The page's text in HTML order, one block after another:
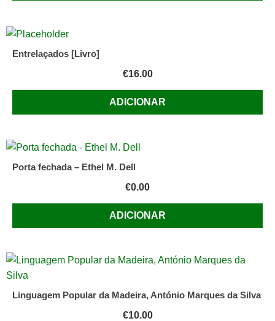
Entrelaçados [Livro]
€16.00
ADICIONAR
Porta fechada – Ethel M. Dell
€0.00
ADICIONAR
Linguagem Popular da Madeira, António Marques da Silva
€10.00